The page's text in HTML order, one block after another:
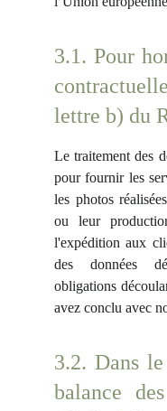
3.1. Pour
lettre b) du
Le traitement des
pour fournir les
les photos
ou leur
l'expédition aux
des données
obligations
avez conclu avec
3.2. Dans
balance